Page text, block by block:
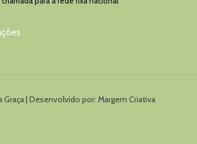
| Desenvolvido por: Margem Criativa